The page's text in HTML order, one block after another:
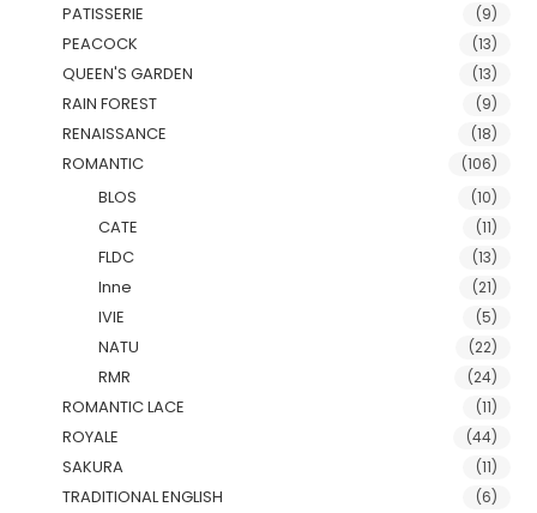
PATISSERIE (9)
PEACOCK (13)
QUEEN'S GARDEN (13)
RAIN FOREST (9)
RENAISSANCE (18)
ROMANTIC (106)
BLOS (10)
CATE (11)
FLDC (13)
Inne (21)
IVIE (5)
NATU (22)
RMR (24)
ROMANTIC LACE (11)
ROYALE (44)
SAKURA (11)
TRADITIONAL ENGLISH (6)